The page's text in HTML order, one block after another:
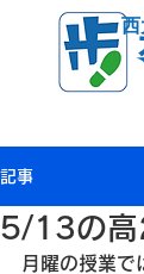
西
記事
5/13の高
月曜の授業で